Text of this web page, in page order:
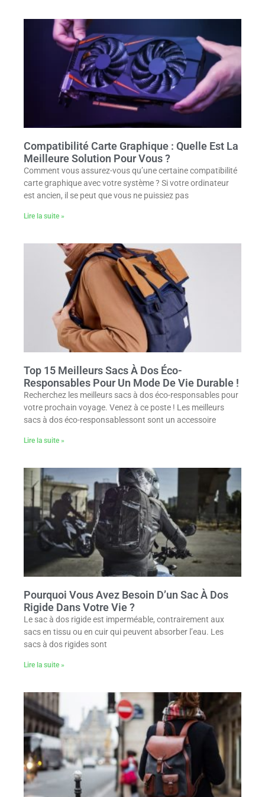
Compatibilité Carte Graphique : Quelle Est La
Meilleure Solution Pour Vous ?
Comment vous assurez-vous qu’une certaine compatibilité
carte graphique avec votre système ? Si votre ordinateur
est ancien, il se peut que vous ne puissiez pas
Lire la suite »
Top 15 Meilleurs Sacs À Dos Éco-
Responsables Pour Un Mode De Vie Durable !
Recherchez les meilleurs sacs à dos éco-responsables pour
votre prochain voyage. Venez à ce poste ! Les meilleurs
sacs à dos éco-responsablessont sont un accessoire
Lire la suite »
Pourquoi Vous Avez Besoin D’un Sac À Dos
Rigide Dans Votre Vie ?
Le sac à dos rigide est imperméable, contrairement aux
sacs en tissu ou en cuir qui peuvent absorber l’eau. Les
sacs à dos rigides sont
Lire la suite »